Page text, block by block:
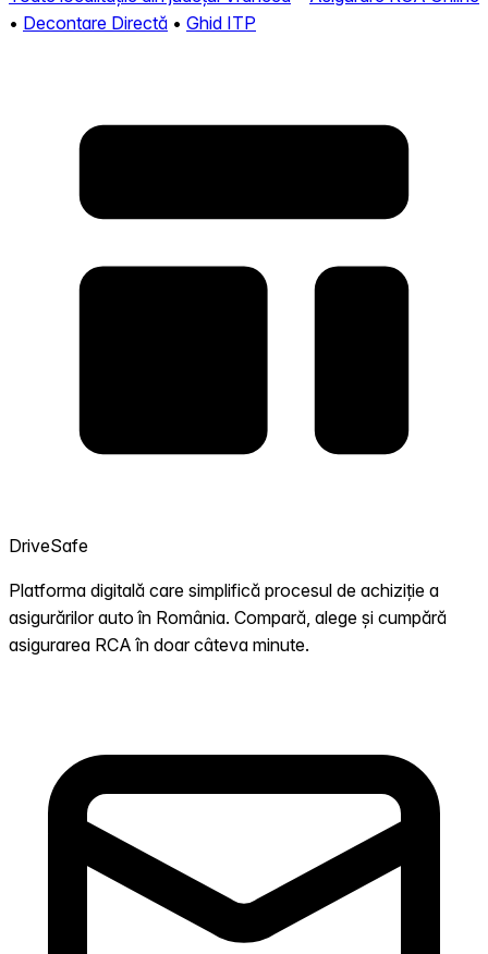
• Decontare Directă • Ghid ITP
DriveSafe
Platforma digitală care simplifică procesul de achiziție a
asigurărilor auto în România. Compară, alege și cumpără
asigurarea RCA în doar câteva minute.